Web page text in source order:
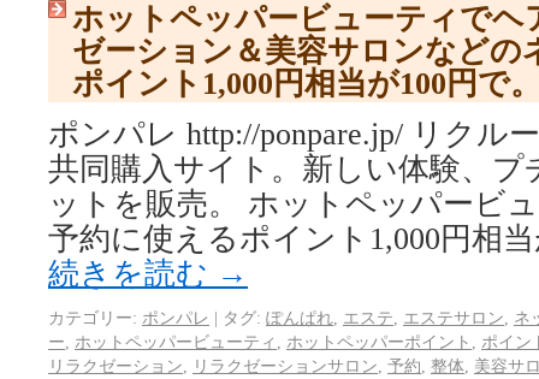
ホットペッパービューティでヘ
ゼーション＆美容サロンなどの
ポイント1,000円相当が100円で
ポンパレ http://ponpare.jp/ リクル
共同購入サイト。新しい体験、
ットを販売。 ホットペッパービ
予約に使えるポイント1,000円相
続きを読む →
カテゴリー: ポンパレ | タグ: ぽんぱれ エステ エステサロン
ネ
ー
ホットペッパービューティ ホットペッパーポイント
ポイン
リラクゼーション
リラクゼーションサロン 予約 整体
美容サ